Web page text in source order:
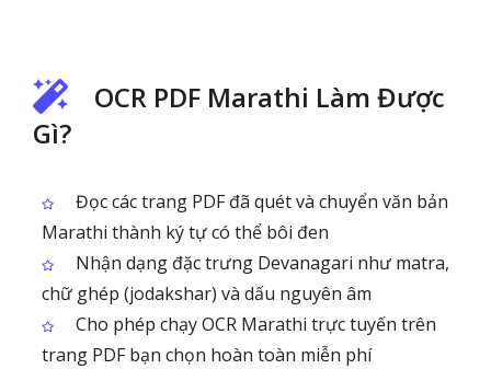
OCR PDF Marathi Làm Được
Gì?
Đọc các trang PDF đã quét và chuyển văn bản
Marathi thành ký tự có thể bôi đen
Nhận dạng đặc trưng Devanagari như matra,
chữ ghép (jodakshar) và dấu nguyên âm
Cho phép chạy OCR Marathi trực tuyến trên
trang PDF bạn chọn hoàn toàn miễn phí